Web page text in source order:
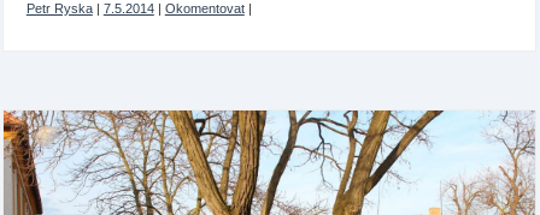
Petr Ryska| 7.5.2014| Okomentovat|